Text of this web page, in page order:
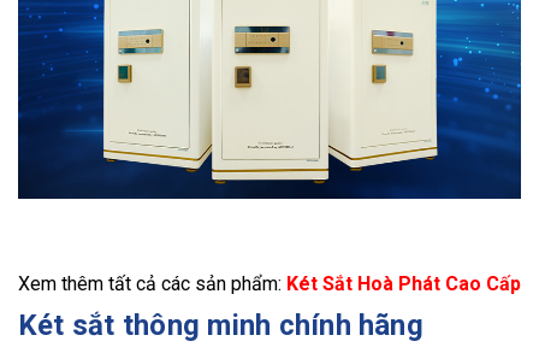
Xem thêm tất cả các sản phẩm: Két Sắt Hoà Phát Cao Cấp
Két sắt thông minh chính hãng